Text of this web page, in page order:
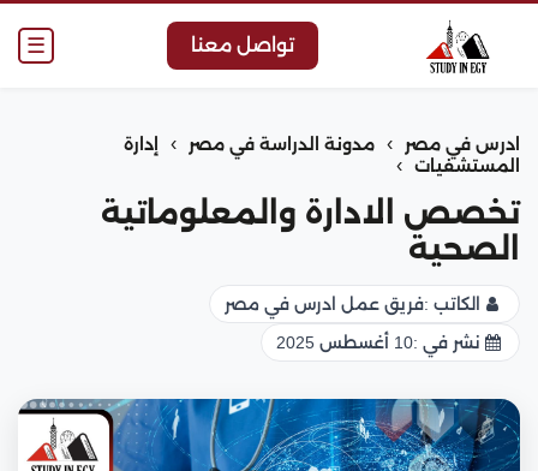
☰ تواصل معنا
ادرس في مصر › مدونة الدراسة في مصر ›
إدارة
المستشفيات
›
تخصص الادارة والمعلوماتية
الصحية
الكاتب :فريق عمل ادرس في مصر
نشر في :10 أغسطس 2025